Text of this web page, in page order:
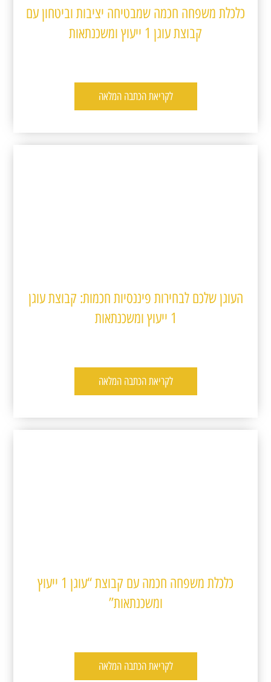
כלכלת משפחה חכמה שמבטיחה יציבות וביטחון עם
קבוצת עוגן 1 ייעוץ ומשכנתאות
לקריאת הכתבה המלאה
העוגן שלכם לבחירות פיננסיות חכמות: קבוצת עוגן
1 ייעוץ ומשכנתאות
לקריאת הכתבה המלאה
כלכלת משפחה חכמה עם קבוצת “עוגן 1 ייעוץ
ומשכנתאות”
לקריאת הכתבה המלאה